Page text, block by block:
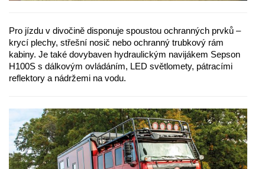
Pro jízdu v divočině disponuje spoustou ochranných prvků –
krycí plechy, střešní nosič nebo ochranný trubkový rám
kabiny. Je také dovybaven hydraulickým navijákem Sepson
H100S s dálkovým ovládáním, LED světlomety, pátracími
reflektory a nádržemi na vodu.